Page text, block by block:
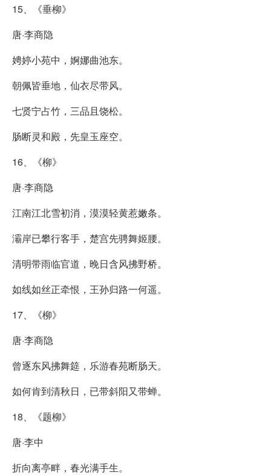
15、《垂柳》
唐·李商隐
娉婷小苑中，婀娜曲池东。
朝佩皆垂地，仙衣尽带风。
七贤宁占竹，三品且饶松。
肠断灵和殿，先皇玉座空。
16、《柳》
唐·李商隐
江南江北雪初消，漠漠轻黄惹嫩条。
灞岸已攀行客手，楚宫先骋舞姬腰。
清明带雨临官道，晚日含风拂野桥。
如线如丝正牵恨，王孙归路一何遥。
17、《柳》
唐·李商隐
曾逐东风拂舞筵，乐游春苑断肠天。
如何肯到清秋日，已带斜阳又带蝉。
18、《题柳》
唐·李中
折向离亭畔，春光满手生。